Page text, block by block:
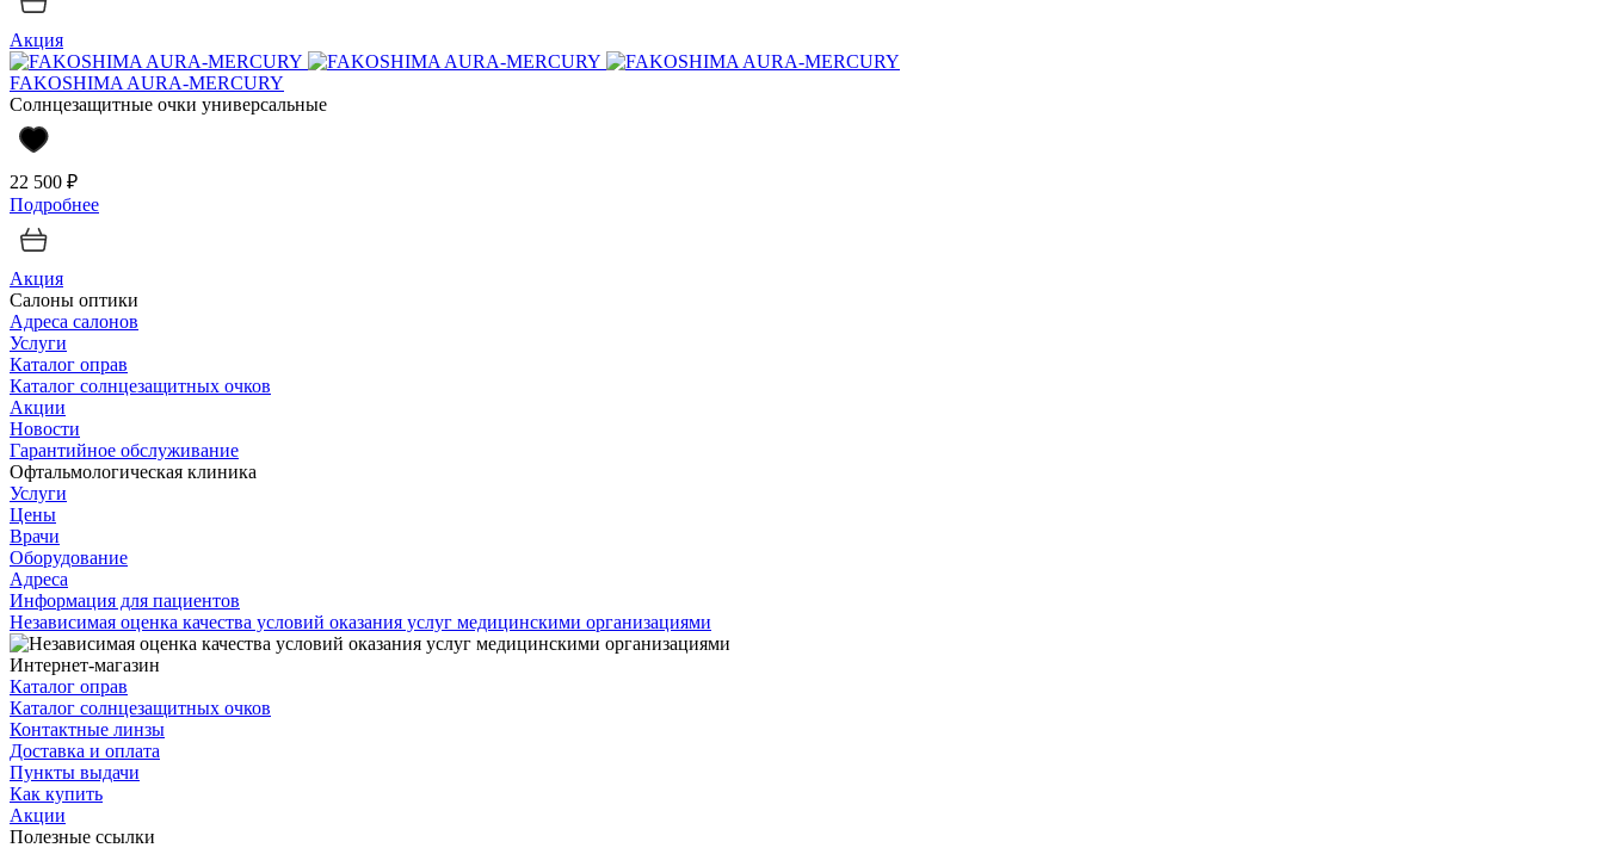
Акция
FAKOSHIMA AURA-MERCURY
Солнцезащитные очки универсальные
22 500 ₽
Подробнее
Акция
Салоны оптики
Адреса салонов
Услуги
Каталог оправ
Каталог солнцезащитных очков
Акции
Новости
Гарантийное обслуживание
Офтальмологическая клиника
Услуги
Цены
Врачи
Оборудование
Адреса
Информация для пациентов
Независимая оценка качества условий оказания услуг медицинскими организациями
Интернет-магазин
Каталог оправ
Каталог солнцезащитных очков
Контактные линзы
Доставка и оплата
Пункты выдачи
Как купить
Акции
Полезные ссылки